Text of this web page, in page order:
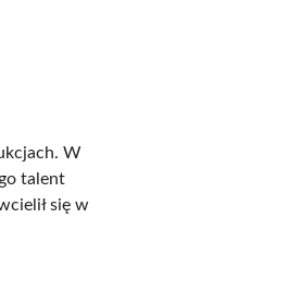
W
talent
się w